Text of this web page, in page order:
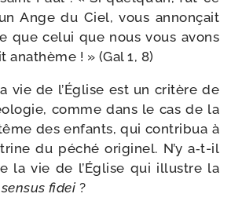
Ange du Ciel, vous annon­çait
que celui que nous vous avons
ana­thème ! » (Gal 1, 8)
vie de l’Église est un cri­tère de
comme dans le cas de la
des enfants, qui contri­bua à
du péché ori­gi­nel. N’y a‑t-​il
la vie de l’Église qui illustre la
sen­sus fidei ?